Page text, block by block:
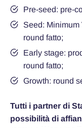
Pre-seed: pre-
Seed:
round fatto;
Early stage:
round fatto;
Growth: round
Tutti i partner di
possibilità di